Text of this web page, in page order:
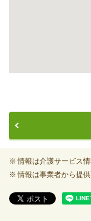
情報は介護サービス
情報は事業者から提